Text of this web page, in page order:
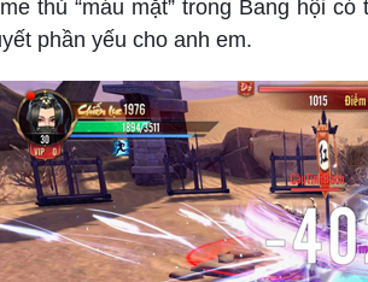
thủ “máu mặt” trong Bang hội
phần yếu cho anh em.